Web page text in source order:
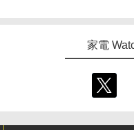
家電